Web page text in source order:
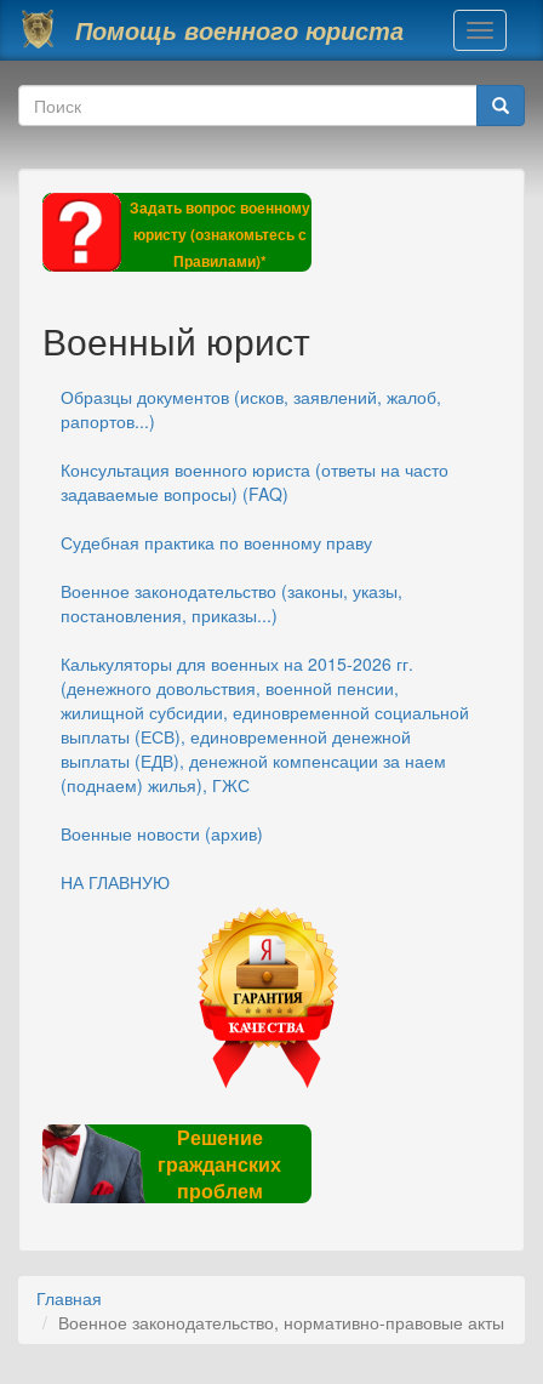
Перейти к основному содержанию
Помощь военного юриста
Toggle
Форма поиска
Поиск
Задать вопрос военному
юристу (ознакомьтесь с
Правилами)*
Военный юрист
Образцы документов (исков, заявлений, жалоб,
рапортов...)
Консультация военного юриста (ответы на часто
задаваемые вопросы) (FAQ)
Судебная практика по военному праву
Военное законодательство (законы, указы,
постановления, приказы...)
Калькуляторы для военных на 2015-2026 гг.
(денежного довольствия, военной пенсии,
жилищной субсидии, единовременной социальной
выплаты (ЕСВ), единовременной денежной
выплаты (ЕДВ), денежной компенсации за наем
(поднаем) жилья), ГЖС
Военные новости (архив)
НА ГЛАВНУЮ
Решение
гражданских
проблем
Главная
Военное законодательство, нормативно-правовые акты